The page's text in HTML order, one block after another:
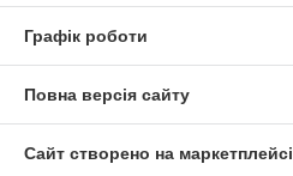
Графік роботи
Повна версія сайту
Сайт створено на маркетплейсі